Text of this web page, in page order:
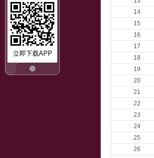
立即下载APP
14
15
16
17
18
19
20
21
22
23
24
25
26